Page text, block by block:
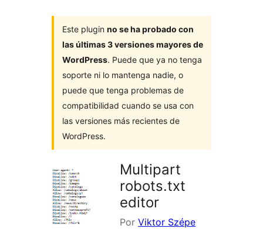
Este plugin no se ha probado con
las últimas 3 versiones mayores de
WordPress. Puede que ya no tenga
soporte ni lo mantenga nadie, o
puede que tenga problemas de
compatibilidad cuando se usa con
las versiones más recientes de
WordPress.
Multipart
robots.txt
editor
Por Viktor Szépe